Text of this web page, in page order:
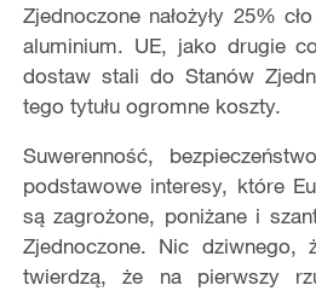
Zjednoczone nałożyły 25%
aluminium. UE, jako drugie
dostaw stali do Stanów
tego tytułu ogromne koszty.
Suwerenność,
podstawowe interesy, które
są zagrożone, poniżane i
Zjednoczone. Nic dziwnego,
twierdzą, że na pierwszy